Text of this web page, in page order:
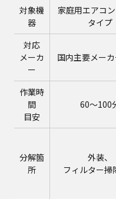
対象機
器
家庭用エアコ
タイプ
対応
メーカ
ー
国内主要メー
作業時
間
目安
60～100
分解箇
所
外装、
フィルター掃